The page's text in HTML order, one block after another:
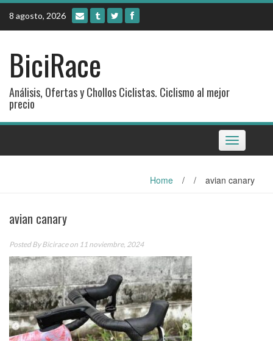
Skip
content
8 agosto, 2026
BiciRace
Análisis, Ofertas y Chollos Ciclistas. Ciclismo al mejor
precio
Toggle
navigation
Home / / avian canary
avian canary
Posted ByBiciraceon 11 noviembre, 2024